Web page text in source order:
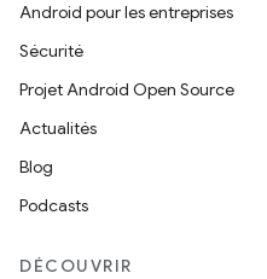
Android pour les entreprises
Sécurité
Projet Android Open Source
Actualités
Blog
Podcasts
DÉCOUVRIR